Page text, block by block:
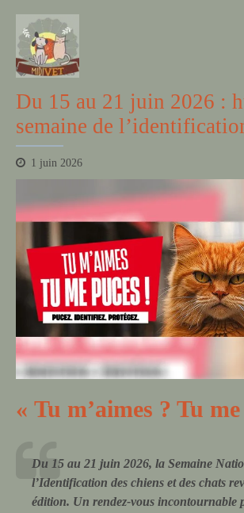
actualités
Du 15 au 21 juin 2026 :
semaine de
1 juin 2026
« Tu m’aimes ? Tu
Du 15 au 21 juin 2026, la Semaine
l’Identification des chiens et des chats
édition. Un rendez-vous incontournable